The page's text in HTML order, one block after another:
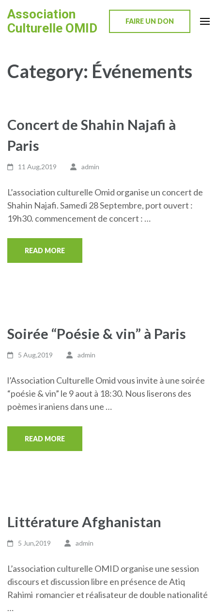
to
content
Association
Culturelle OMID
FAIRE UN DON
Category: Événements
Concert de Shahin Najafi à
Paris
11 Aug,2019 admin
L’association culturelle Omid organise un concert de
Shahin Najafi. Samedi 28 Septembre, port ouvert :
19h30. commencement de concert : …
READ MORE
Soirée “Poésie & vin” à Paris
5 Aug,2019 admin
l’Association Culturelle Omid vous invite à une soirée
“poésie & vin” le 9 aout à 18:30. Nous liserons des
poèmes iraniens dans une …
READ MORE
Littérature Afghanistan
5 Jun,2019 admin
L’association culturelle OMID organise une session
discours et discussion libre en présence de Atiq
Rahimi romancier et réalisateur de double nationalité
…